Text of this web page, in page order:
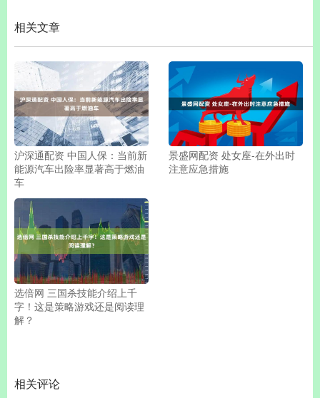
相关文章
沪深通配资 中国人保：当前新
能源汽车出险率显著高于燃油
车
景盛网配资 处女座-在外出时
注意应急措施
选倍网 三国杀技能介绍上千
字！这是策略游戏还是阅读理
解？
相关评论